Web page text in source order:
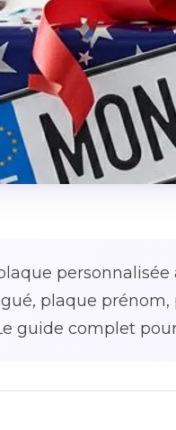
plaque prénom,
guide complet